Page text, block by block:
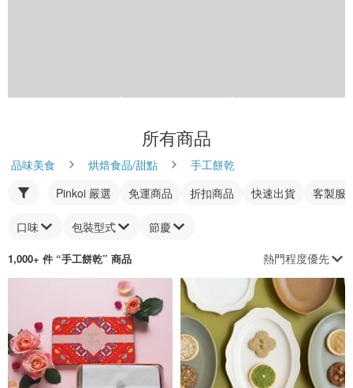
所有商品
品味美食 烘焙食品/甜點
手工餅乾
Pinkoi 嚴選
免運商品 折扣商品 快速出貨 客製服
口味 包裝型式 節慶
1,000+ 件 “手工餅乾” 商品 熱門程度優先